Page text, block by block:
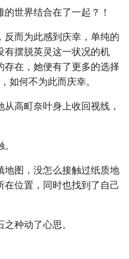
世界结合在了一起？！
而为此感到庆幸，单纯的
有摆脱英灵这一状况的机
在，她便有了更多的选择
如何不为此而庆幸。
高町奈叶身上收回视线，
地图，没怎么接触过纸质地
位置，同时也找到了自己
种动了心思。